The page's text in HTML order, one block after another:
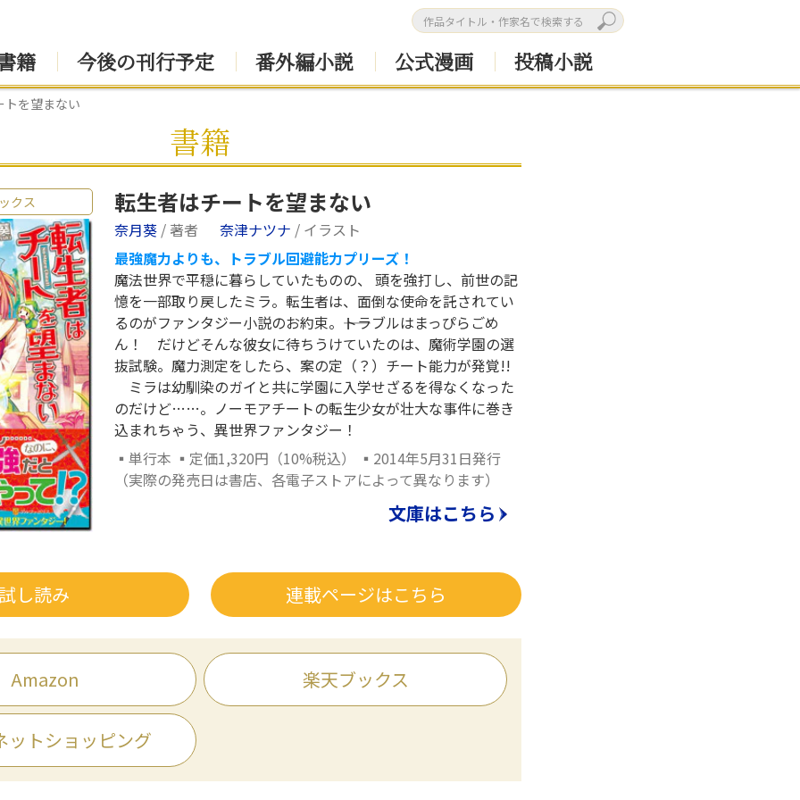
籍 今後の刊行予定 番外編小説 公式漫画 投稿小説
トを望まない
書籍
クス 転生者はチートを望まない
奈月葵 / 著者 奈津ナツナ / イラスト
最強魔力よりも、トラブル回避能力プリーズ！
魔法世界で平穏に暮らしていたものの、 頭を強打し、前世の記
憶を一部取り戻したミラ。転生者は、面倒な使命を託されてい
るのがファンタジー小説のお約束。――トラブルはまっぴらごめ
ん！ だけどそんな彼女に待ちうけていたのは、魔術学園の選
抜試験。魔力測定をしたら、案の定（？）チート能力が発覚!!
ミラは幼馴染のガイと共に学園に入学せざるを得なくなった
のだけど……。ノーモアチートの転生少女が壮大な事件に巻き
込まれちゃう、異世界ファンタジー！
▪単行本 ▪定価1,320円（10%税込） ▪2014年5月31日発行
（実際の発売日は書店、各電子ストアによって異なります）
文庫はこちら
し読み 連載ページはこちら
Amazon 楽天ブックス
ットショッピング